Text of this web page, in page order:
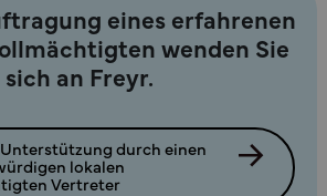
eines erfahrenen
wenden Sie
sich an Freyr.
durch einen
lokalen
Vertreter